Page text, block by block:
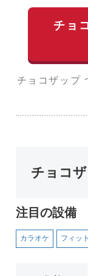
チョ
チョコザップ
チョコ
注目の設備
カラオケ フィッ